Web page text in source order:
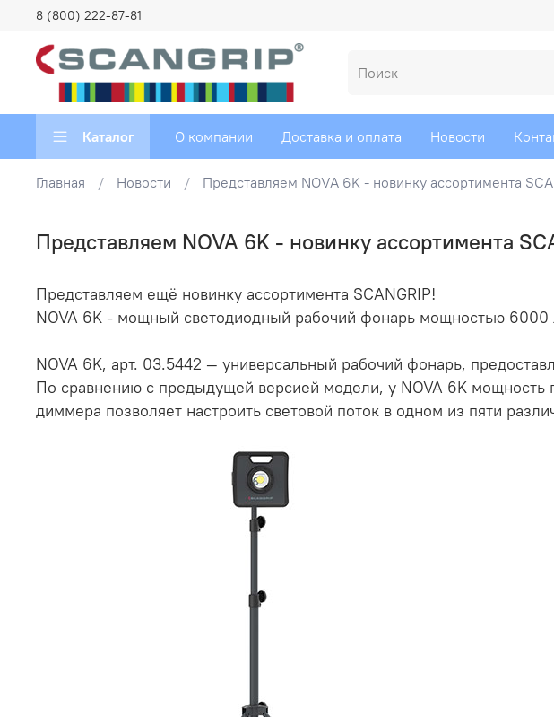
8 (800) 222-87-81
Каталог О компании Доставка и оплата Новости
Главная Новости Представляем NOVA 6K - новинку ассортимента
Представляем NOVA 6K - новинку ассортимента
Представляем ещё новинку ассортимента SCANGRIP!
NOVA 6K - мощный светодиодный рабочий фонарь мощностью
NOVA 6K, арт. 03.5442 — универсальный рабочий фонарь,
По сравнению с предыдущей версией модели, у NOVA 6K мощность
диммера позволяет настроить световой поток в одном из пяти